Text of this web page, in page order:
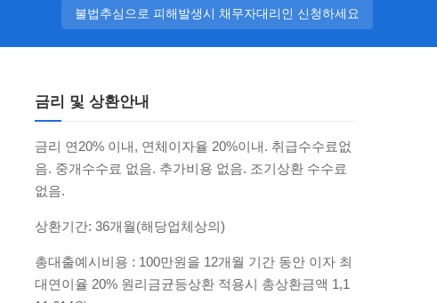
불법추심으로 피해발생시 채무자대리인 신청하세요
금리 및 상환안내
금리 연20% 이내, 연체이자율 20%이내. 취급수수료없
음. 중개수수료 없음. 추가비용 없음. 조기상환 수수료
없음.
상환기간: 36개월(해당업체상의)
총대출예시비용 : 100만원을 12개월 기간 동안 이자 최
대연이율 20% 원리금균등상환 적용시 총상환금액 1,1